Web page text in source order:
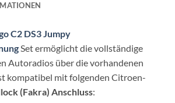
C2 DS3 Jumpy
Set ermöglicht die vollständige
Autoradios über die vorhandenen
kompatibel mit folgenden Citroen-
(Fakra) Anschluss: